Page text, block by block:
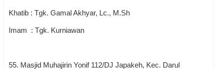
Khatib : Tgk. Gamal Akhyar, Lc., M.Sh
Imam : Tgk. Kurniawan
55. Masjid Muhajirin Yonif 112/DJ Japakeh, Kec. Darul